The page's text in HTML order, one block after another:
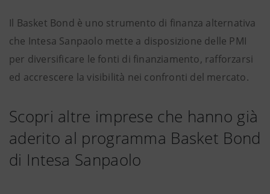
Il Basket Bond è uno strumento di finanza alternativa
che Intesa Sanpaolo mette a disposizione delle PMI
per diversificare le fonti di finanziamento, rafforzarsi
ed accrescere la visibilità nei confronti del mercato.
Scopri altre imprese che hanno già
aderito al programma Basket Bond
di Intesa Sanpaolo